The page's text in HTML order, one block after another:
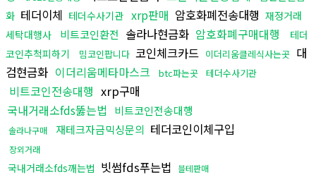
화 테더이체 테더수사기관 xrp판매 암호화폐전송대행 재정거래
세탁대행사
비트코인환전 솔라나현금화 암호화폐구매대행
테더
코인추척피하기
밈코인팝니다 코인체크카드 이더리움클레식사는곳 대
검현금화 이더리움메타마스크 btc파는곳 테더수사기관
비트코인전송대행 xrp구매
국내거래소fds뚫는법
비트코인전송대행
솔라나구매 재테크자금믹싱문의 테더코인이체구입
장외거래
국내거래소fds깨는법 빗썸fds푸는법 블테판매